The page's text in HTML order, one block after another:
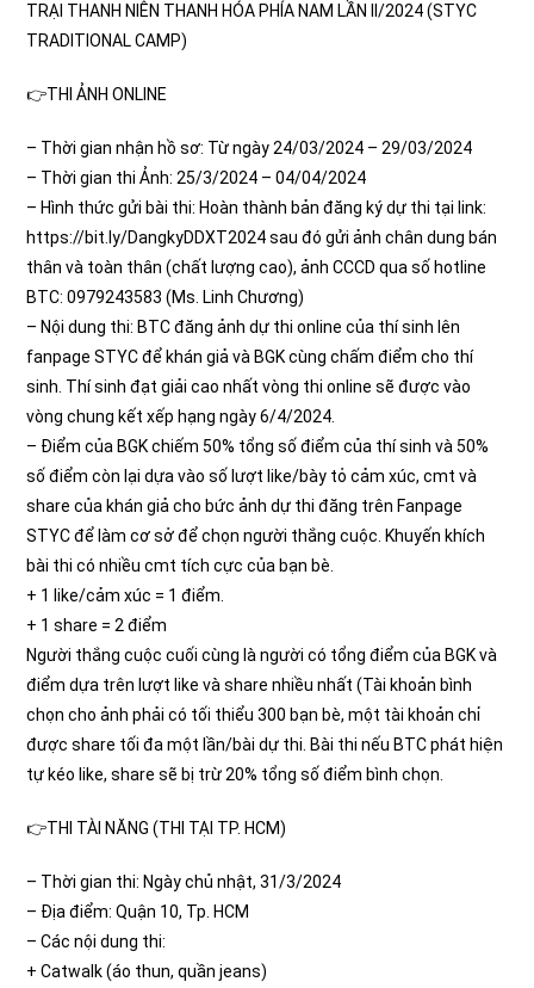
TRẠI THANH NIÊN THANH HÓA PHÍA NAM LẦN II/2024 (STYC
TRADITIONAL CAMP)
👉THI ẢNH ONLINE
– Thời gian nhận hồ sơ: Từ ngày 24/03/2024 – 29/03/2024
– Thời gian thi Ảnh: 25/3/2024 – 04/04/2024
– Hình thức gửi bài thi: Hoàn thành bản đăng ký dự thi tại link:
https://bit.ly/DangkyDDXT2024 sau đó gửi ảnh chân dung bán
thân và toàn thân (chất lượng cao), ảnh CCCD qua số hotline
BTC: 0979243583 (Ms. Linh Chương)
– Nội dung thi: BTC đăng ảnh dự thi online của thí sinh lên
fanpage STYC để khán giả và BGK cùng chấm điểm cho thí
sinh. Thí sinh đạt giải cao nhất vòng thi online sẽ được vào
vòng chung kết xếp hạng ngày 6/4/2024.
– Điểm của BGK chiếm 50% tổng số điểm của thí sinh và 50%
số điểm còn lại dựa vào số lượt like/bày tỏ cảm xúc, cmt và
share của khán giả cho bức ảnh dự thi đăng trên Fanpage
STYC để làm cơ sở để chọn người thắng cuộc. Khuyến khích
bài thi có nhiều cmt tích cực của bạn bè.
+ 1 like/cảm xúc = 1 điểm.
+ 1 share = 2 điểm
Người thắng cuộc cuối cùng là người có tổng điểm của BGK và
điểm dựa trên lượt like và share nhiều nhất (Tài khoản bình
chọn cho ảnh phải có tối thiểu 300 bạn bè, một tài khoản chỉ
được share tối đa một lần/bài dự thi. Bài thi nếu BTC phát hiện
tự kéo like, share sẽ bị trừ 20% tổng số điểm bình chọn.
👉THI TÀI NĂNG (THI TẠI TP. HCM)
– Thời gian thi: Ngày chủ nhật, 31/3/2024
– Địa điểm: Quận 10, Tp. HCM
– Các nội dung thi:
+ Catwalk (áo thun, quần jeans)